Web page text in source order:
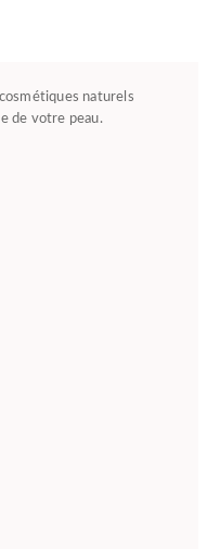
naturels
de votre peau.